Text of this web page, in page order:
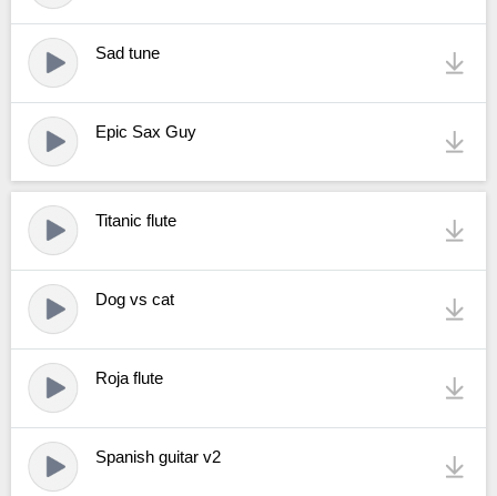
Sad tune
Epic Sax Guy
Titanic flute
Dog vs cat
Roja flute
Spanish guitar v2